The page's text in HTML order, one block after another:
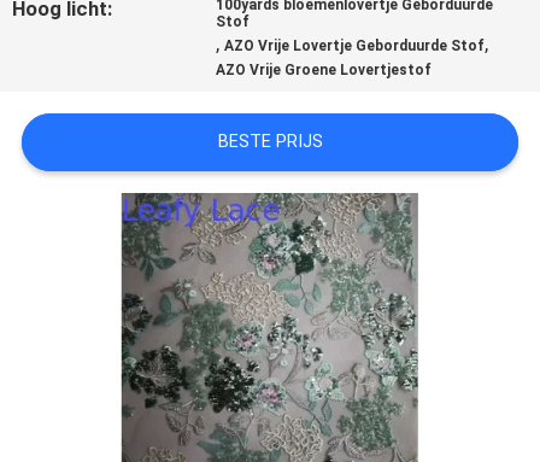
AAN
PRIVACYBELEID
Hoog licht:
100yards bloemenlovertje Geborduurde
Stof
,AZO Vrije Lovertje Geborduurde Stof,
AZO Vrije Groene Lovertjestof
BESTE PRIJS